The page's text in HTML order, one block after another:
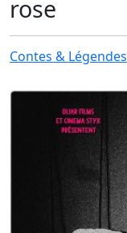
rose
Contes & Légendes